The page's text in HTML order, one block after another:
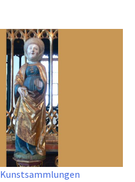
Kunstsammlungen